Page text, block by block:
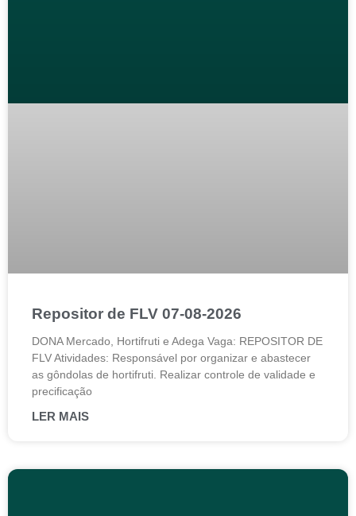
Repositor de FLV 07-08-2026
DONA Mercado, Hortifruti e Adega Vaga: REPOSITOR DE
FLV Atividades: Responsável por organizar e abastecer
as gôndolas de hortifruti. Realizar controle de validade e
precificação
LER MAIS